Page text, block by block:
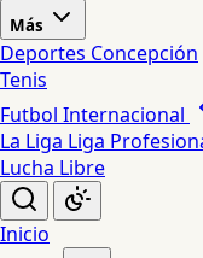
Más
Deportes Concepción
Tenis
Futbol Internacional
La Liga Liga
Lucha Libre
Inicio